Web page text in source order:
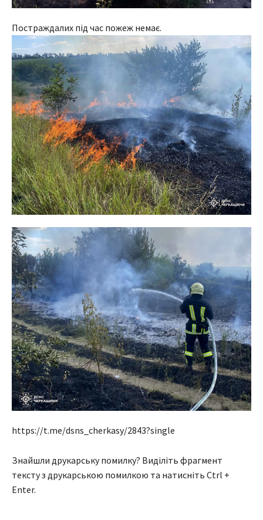
Постраждалих під час пожеж немає.
https://t.me/dsns_cherkasy/2843?single
Знайшли друкарську помилку? Виділіть фрагмент
тексту з друкарською помилкою та натисніть Ctrl +
Enter.